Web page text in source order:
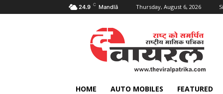
24.9 C Mandlā Thursday, August 6, 2026
HOME AUTO MOBILES FEATURED